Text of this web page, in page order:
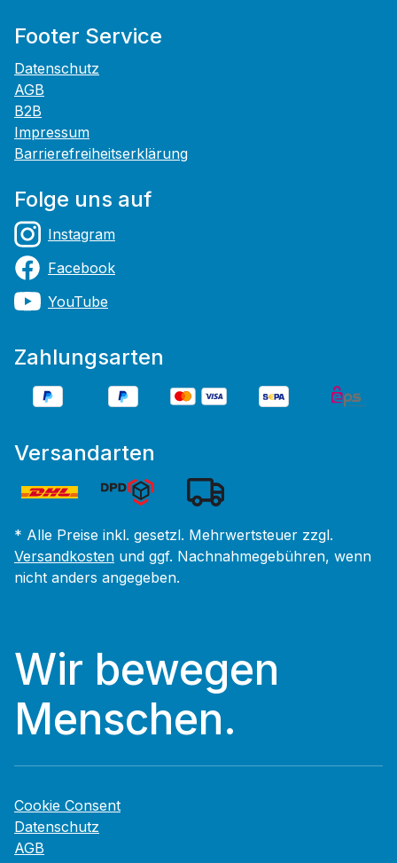
Footer Service
Datenschutz
AGB
B2B
Impressum
Barrierefreiheitserklärung
Folge uns auf
Instagram
Facebook
YouTube
Zahlungsarten
Versandarten
* Alle Preise inkl. gesetzl. Mehrwertsteuer zzgl.
Versandkosten und ggf. Nachnahmegebühren, wenn
nicht anders angegeben.
Wir bewegen
Menschen.
Cookie Consent
Datenschutz
AGB